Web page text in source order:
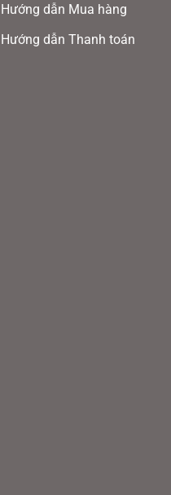
Hướng dẫn Mua hàng
Hướng dẫn Thanh toán